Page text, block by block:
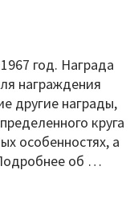
год. Награда
награждения
другие награды,
круга
особенностях, а
об …